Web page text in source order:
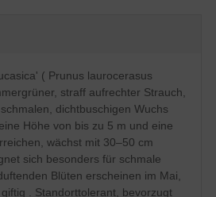
erbsengroße Steinfrüchte,
Verzehr geeignet
duftend, im Mai
anspruchslos, bevorzugt den
durchlässigen Untergrund,
vermeiden
bis schattig
und hohe Hecken
nötig
( Prunus laurocerasus
straff aufrechter Strauch,
dichtbuschigen Wuchs
Höhe von bis zu 5 m und eine
wächst mit 30–50 cm
sich besonders für schmale
Blüten erscheinen im Mai,
. Standorttolerant, bevorzugt